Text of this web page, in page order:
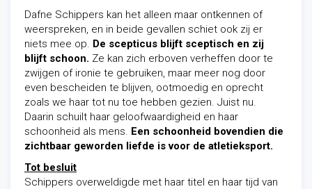
Dafne Schippers kan het alleen maar ontkennen of
weerspreken, en in beide gevallen schiet ook zij er
niets mee op. De scepticus blijft sceptisch en zij
blijft schoon. Ze kan zich erboven verheffen door te
zwijgen of ironie te gebruiken, maar meer nog door
even bescheiden te blijven, ootmoedig en oprecht
zoals we haar tot nu toe hebben gezien. Juist nu.
Daarin schuilt haar geloofwaardigheid en haar
schoonheid als mens. Een schoonheid bovendien die
zichtbaar geworden liefde is voor de atletieksport.
Tot besluit
Schippers overweldigde met haar titel en haar tijd van